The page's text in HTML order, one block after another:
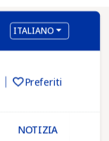
ITALIANO
Preferiti
NOTIZIA